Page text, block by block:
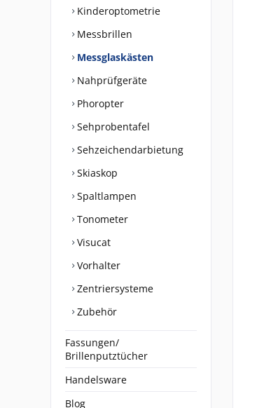
Kinderoptometrie
Messbrillen
Messglaskästen
Nahprüfgeräte
Phoropter
Sehprobentafel
Sehzeichendarbietung
Skiaskop
Spaltlampen
Tonometer
Visucat
Vorhalter
Zentriersysteme
Zubehör
Fassungen/
Brillenputztücher
Handelsware
Blog